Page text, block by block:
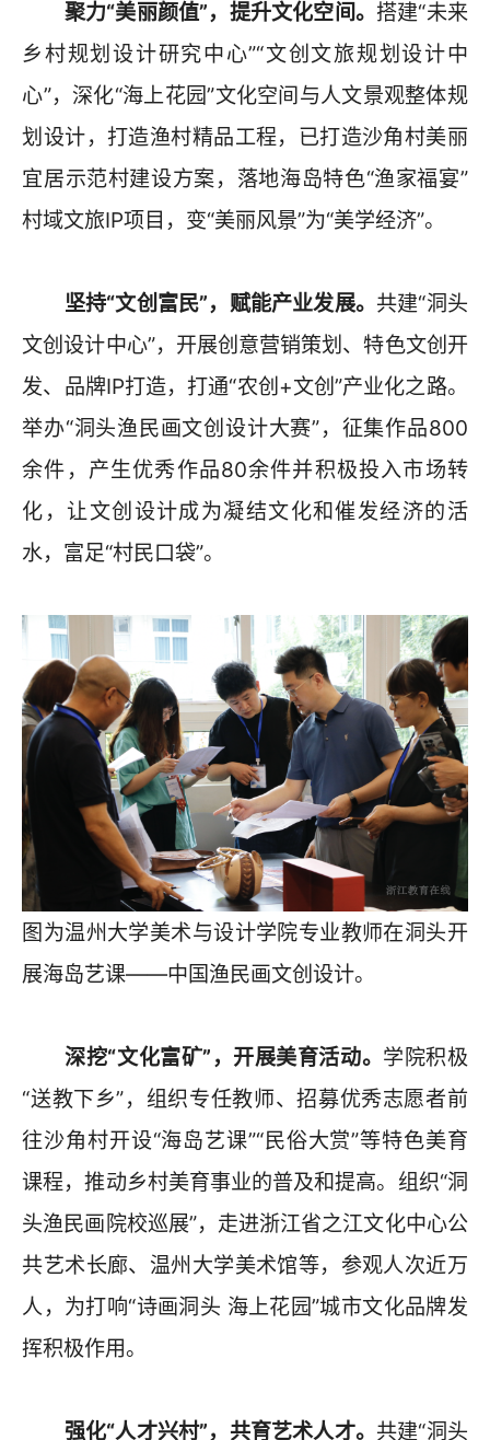
聚力“美丽颜值”，提升文化空间。 搭建“未来
乡村规划设计研究中心”“文创文旅规划设计中
心”，深化“海上花园”文化空间与人文景观整体规
划设计，打造渔村精品工程，已打造沙角村美丽
宜居示范村建设方案，落地海岛特色“渔家福宴”
村域文旅IP项目，变“美丽风景”为“美学经济”。
坚持“文创富民”，赋能产业发展。 共建“洞头
文创设计中心”，开展创意营销策划、特色文创开
发、品牌IP打造，打通“农创+文创”产业化之路。
举办“洞头渔民画文创设计大赛”，征集作品800
余件，产生优秀作品80余件并积极投入市场转
化，让文创设计成为凝结文化和催发经济的活
水，富足“村民口袋”。
图为温州大学美术与设计学院专业教师在洞头开
展海岛艺课——中国渔民画文创设计。
深挖“文化富矿”，开展美育活动。 学院积极
“送教下乡”，组织专任教师、招募优秀志愿者前
往沙角村开设“海岛艺课”“民俗大赏”等特色美育
课程，推动乡村美育事业的普及和提高。组织“洞
头渔民画院校巡展”，走进浙江省之江文化中心公
共艺术长廊、温州大学美术馆等，参观人次近万
人，为打响“诗画洞头 海上花园”城市文化品牌发
挥积极作用。
强化“人才兴村”，共育艺术人才。 共建“洞头